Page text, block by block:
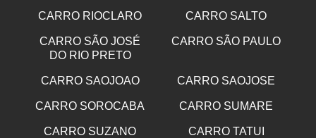
CARRO RIOCLARO CARRO SALTO
CARRO SÃO JOSÉ
DO RIO PRETO
CARRO SÃO PAULO
CARRO SAOJOAO CARRO SAOJOSE
CARRO SOROCABA CARRO SUMARE
CARRO SUZANO CARRO TATUI